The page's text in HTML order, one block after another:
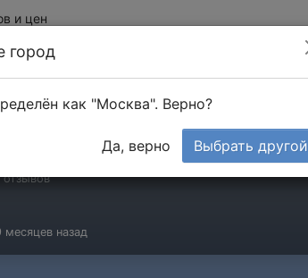
и цен
Ольга
отзывов
месяцев назад
город
как "Москва". Верно?
Да, верно Выбрать другой